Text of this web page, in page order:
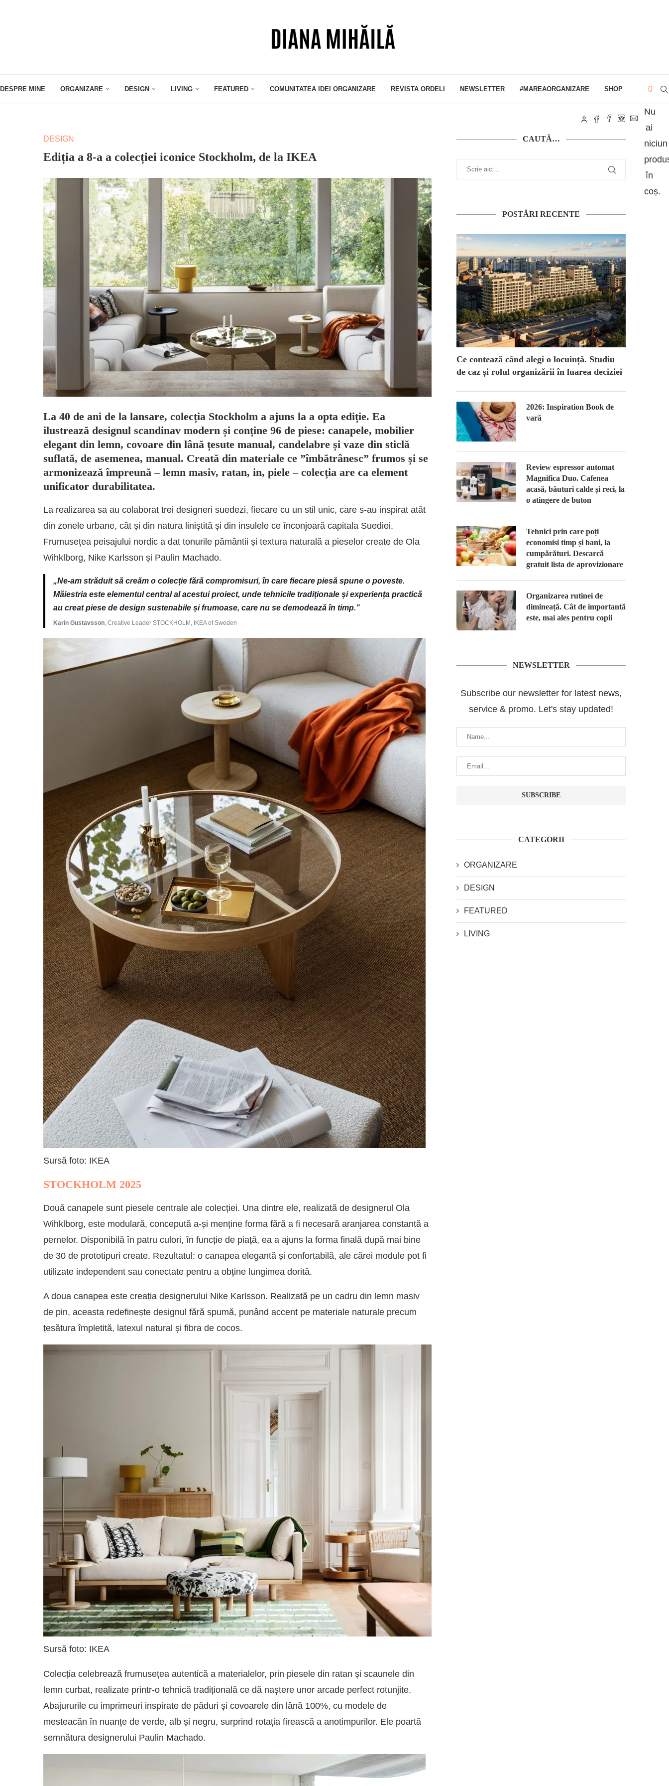
DESPRE MINE ORGANIZARE DESIGN LIVING FEATURED COMUNITATEA IDEI ORGANIZARE REVISTA ORDELI NEWSLETTER #MAREAORGANIZARE SHOP 0
Nu
ai
niciun
în
coș.
DESIGN
Ediția a 8-a a colecției iconice Stockholm, de la IKEA
La 40 de ani de la lansare, colecția Stockholm a ajuns la a opta ediție. Ea
ilustrează designul scandinav modern și conține 96 de piese: canapele, mobilier
elegant din lemn, covoare din lână țesute manual, candelabre și vaze din sticlă
suflată, de asemenea, manual. Creată din materiale ce ”îmbătrânesc” frumos și se
armonizează împreună – lemn masiv, ratan, in, piele – colecția are ca element
unificator durabilitatea.
La realizarea sa au colaborat trei designeri suedezi, fiecare cu un stil unic, care s-au inspirat atât
din zonele urbane, cât și din natura liniștită și din insulele ce înconjoară capitala Suediei.
Frumusețea peisajului nordic a dat tonurile pământii și textura naturală a pieselor create de Ola
Wihklborg, Nike Karlsson și Paulin Machado.
„Ne-am străduit să creăm o colecție fără compromisuri, în care fiecare piesă spune o poveste.
Măiestria este elementul central al acestui proiect, unde tehnicile tradiționale și experiența practică
au creat piese de design sustenabile și frumoase, care nu se demodează în timp.”
Karin Gustavsson, Creative Leader STOCKHOLM, IKEA of Sweden
Sursă foto: IKEA
STOCKHOLM 2025
Două canapele sunt piesele centrale ale colecției. Una dintre ele, realizată de designerul Ola
Wihklborg, este modulară, concepută a-și menține forma fără a fi necesară aranjarea constantă a
pernelor. Disponibilă în patru culori, în funcție de piață, ea a ajuns la forma finală după mai bine
de 30 de prototipuri create. Rezultatul: o canapea elegantă și confortabilă, ale cărei module pot fi
utilizate independent sau conectate pentru a obține lungimea dorită.
A doua canapea este creația designerului Nike Karlsson. Realizată pe un cadru din lemn masiv
de pin, aceasta redefinește designul fără spumă, punând accent pe materiale naturale precum
țesătura împletită, latexul natural și fibra de cocos.
Sursă foto: IKEA
Colecția celebrează frumusețea autentică a materialelor, prin piesele din ratan și scaunele din
lemn curbat, realizate printr-o tehnică tradițională ce dă naștere unor arcade perfect rotunjite.
Abajururile cu imprimeuri inspirate de păduri și covoarele din lână 100%, cu modele de
mesteacăn în nuanțe de verde, alb și negru, surprind rotația firească a anotimpurilor. Ele poartă
semnătura designerului Paulin Machado.
CAUTĂ…
POSTĂRI RECENTE
Ce contează când alegi o locuință. Studiu
de caz și rolul organizării în luarea deciziei
2026: Inspiration Book de
vară
Review espressor automat
Magnifica Duo. Cafenea
acasă, băuturi calde și reci, la
o atingere de buton
Tehnici prin care poți
economisi timp și bani, la
cumpărături. Descarcă
gratuit lista de aprovizionare
Organizarea rutinei de
dimineață. Cât de importantă
este, mai ales pentru copii
NEWSLETTER
Subscribe our newsletter for latest news,
service & promo. Let's stay updated!
CATEGORII
ORGANIZARE
DESIGN
FEATURED
LIVING